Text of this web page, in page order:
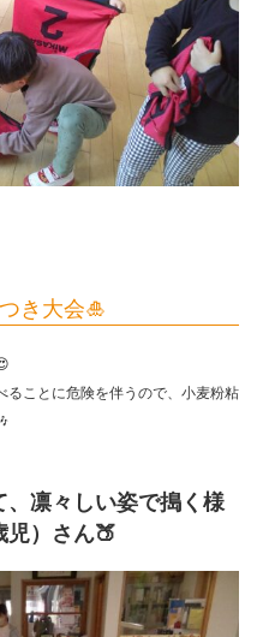
き大会🎍
ることに危険を伴うので、小麦粉粘
凛々しい姿で搗く様
児）さん🍑